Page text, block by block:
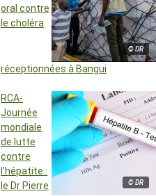
© DR
oral contre
le choléra
réceptionnées à Bangui
© DR
RCA-
Journée
mondiale
de lutte
contre
l’hépatite :
le Dr Pierre